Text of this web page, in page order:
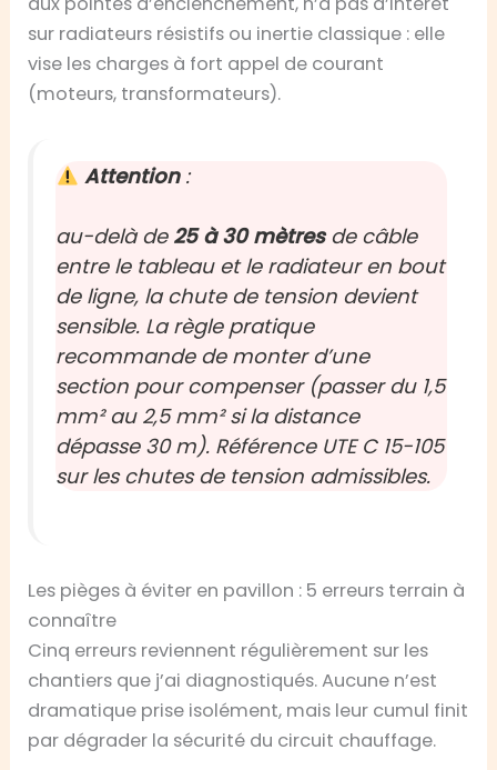
sur radiateurs résistifs ou inertie classique : elle
vise les charges à fort appel de courant
(moteurs, transformateurs).
Attention:
au-delà de 25 à 30 mètresde câble
entre le tableau et le radiateur en bout
de ligne, la chute de tension devient
sensible. La règle pratique
recommande de monter d’une
section pour compenser (passer du 1,5
mm²au 2,5 mm²si la distance
dépasse 30 m). Référence UTE C 15-105
sur les chutes de tension admissibles.
Les pièges à éviter en pavillon : 5 erreurs terrain à
connaître
Cinq erreurs reviennent régulièrement sur les
chantiers que j’ai diagnostiqués. Aucune n’est
dramatique prise isolément, mais leur cumul finit
par dégrader la sécurité du circuit chauffage.